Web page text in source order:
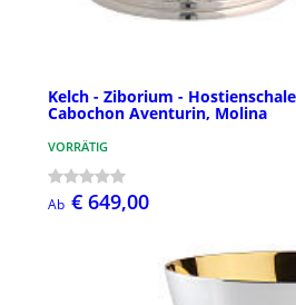
Kelch - Ziborium -
Cabochon Aventurin, Molina
VORRÄTIG
Ab € 649,00